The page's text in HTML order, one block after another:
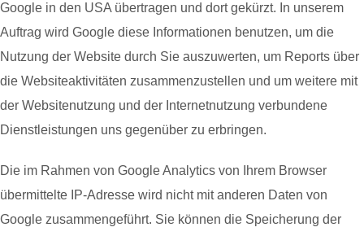
Google in den USA übertragen und dort gekürzt. In unserem
Auftrag wird Google diese Informationen benutzen, um die
Nutzung der Website durch Sie auszuwerten, um Reports über
die Websiteaktivitäten zusammenzustellen und um weitere mit
der Websitenutzung und der Internetnutzung verbundene
Dienstleistungen uns gegenüber zu erbringen.
Die im Rahmen von Google Analytics von Ihrem Browser
übermittelte IP-Adresse wird nicht mit anderen Daten von
Google zusammengeführt. Sie können die Speicherung der